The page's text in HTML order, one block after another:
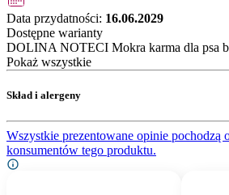
Data przydatności: 16.06.2029
Dostępne warianty
DOLINA NOTECI Mokra karma dla psa
Pokaż wszystkie
Skład i alergeny
Wszystkie prezentowane opinie pochodzą
konsumentów tego produktu.